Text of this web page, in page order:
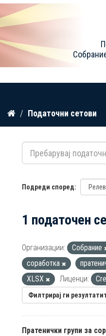
Прескокнете
содржина
Податочни сетови
Подреди според
1 податочен
Организации: Собрание
соработка
XLSX
Лиценци:
Филтрирај ги
Пратенички групи за